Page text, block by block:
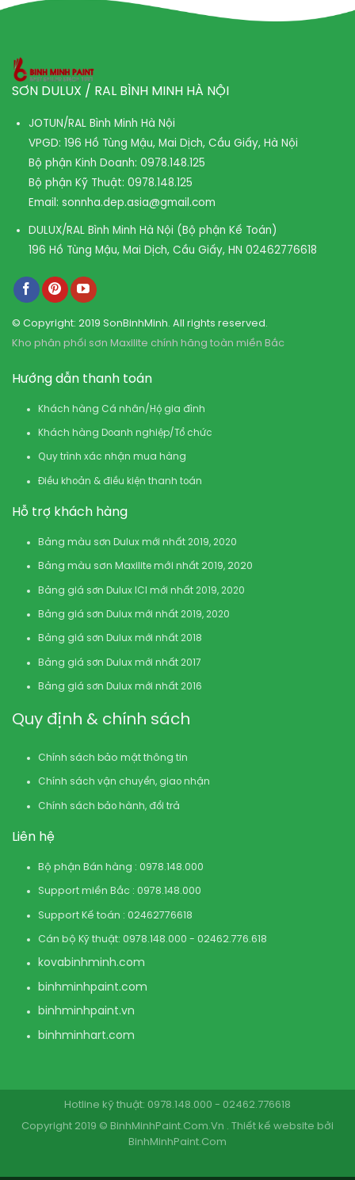
SƠN DULUX / RAL BÌNH MINH HÀ NỘI
JOTUN/RAL Bình Minh Hà Nội
VPGD: 196 Hồ Tùng Mậu, Mai Dịch, Cầu Giấy, Hà Nội
Bộ phận Kinh Doanh: 0978.148.125
Bộ phận Kỹ Thuật: 0978.148.125
Email: sonnha.dep.asia@gmail.com
DULUX/RAL Bình Minh Hà Nội (Bộ phận Kế Toán)
196 Hồ Tùng Mậu, Mai Dịch, Cầu Giấy, HN 02462776618
© Copyright: 2019 SonBinhMinh. All rights reserved.
Kho phân phối sơn Maxilite chính hãng toàn miền Bắc
Hướng dẫn thanh toán
Khách hàng Cá nhân/Hộ gia đình
Khách hàng Doanh nghiệp/Tổ chức
Quy trình xác nhận mua hàng
Điều khoản & điều kiện thanh toán
Hỗ trợ khách hàng
Bảng màu sơn Dulux mới nhất 2019, 2020
Bảng màu sơn Maxilite mới nhất 2019, 2020
Bảng giá sơn Dulux ICI mới nhất 2019, 2020
Bảng giá sơn Dulux mới nhất 2019, 2020
Bảng giá sơn Dulux mới nhất 2018
Bảng giá sơn Dulux mới nhất 2017
Bảng giá sơn Dulux mới nhất 2016
Quy định & chính sách
Chính sách bảo mật thông tin
Chính sách vận chuyển, giao nhận
Chính sách bảo hành, đổi trả
Liên hệ
Bộ phận Bán hàng : 0978.148.000
Support miền Bắc : 0978.148.000
Support Kế toán : 02462776618
Cán bộ Kỹ thuật: 0978.148.000 - 02462.776.618
kovabinhminh.com
binhminhpaint.com
binhminhpaint.vn
binhminhart.com
Hotline kỹ thuật: 0978.148.000 - 02462.776618
Copyright 2019 © BinhMinhPaint.Com.Vn . Thiết kế website bởi
BinhMinhPaint.Com